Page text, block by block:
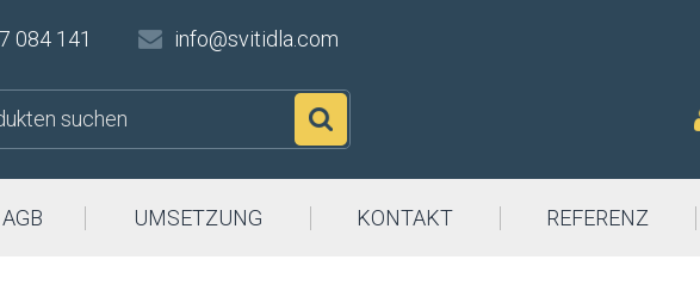
084 141 info@svitidla.com
AGB UMSETZUNG KONTAKT REFERENZ